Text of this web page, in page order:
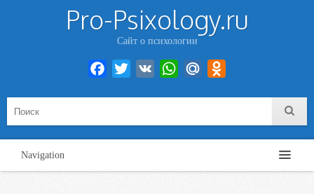
Pro-Psixology.ru
Сайт о психологии
Facebook
Twitter VK WhatsAppMail.Ru
Navigation